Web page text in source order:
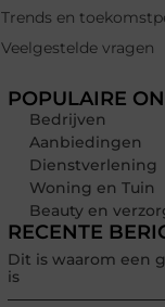
Trends en
Veelgestelde vragen
POPULAIRE
Bedrijven
Aanbiedingen
Dienstverlening
Woning en Tuin
Beauty en
RECENTE
Dit is waarom een
is